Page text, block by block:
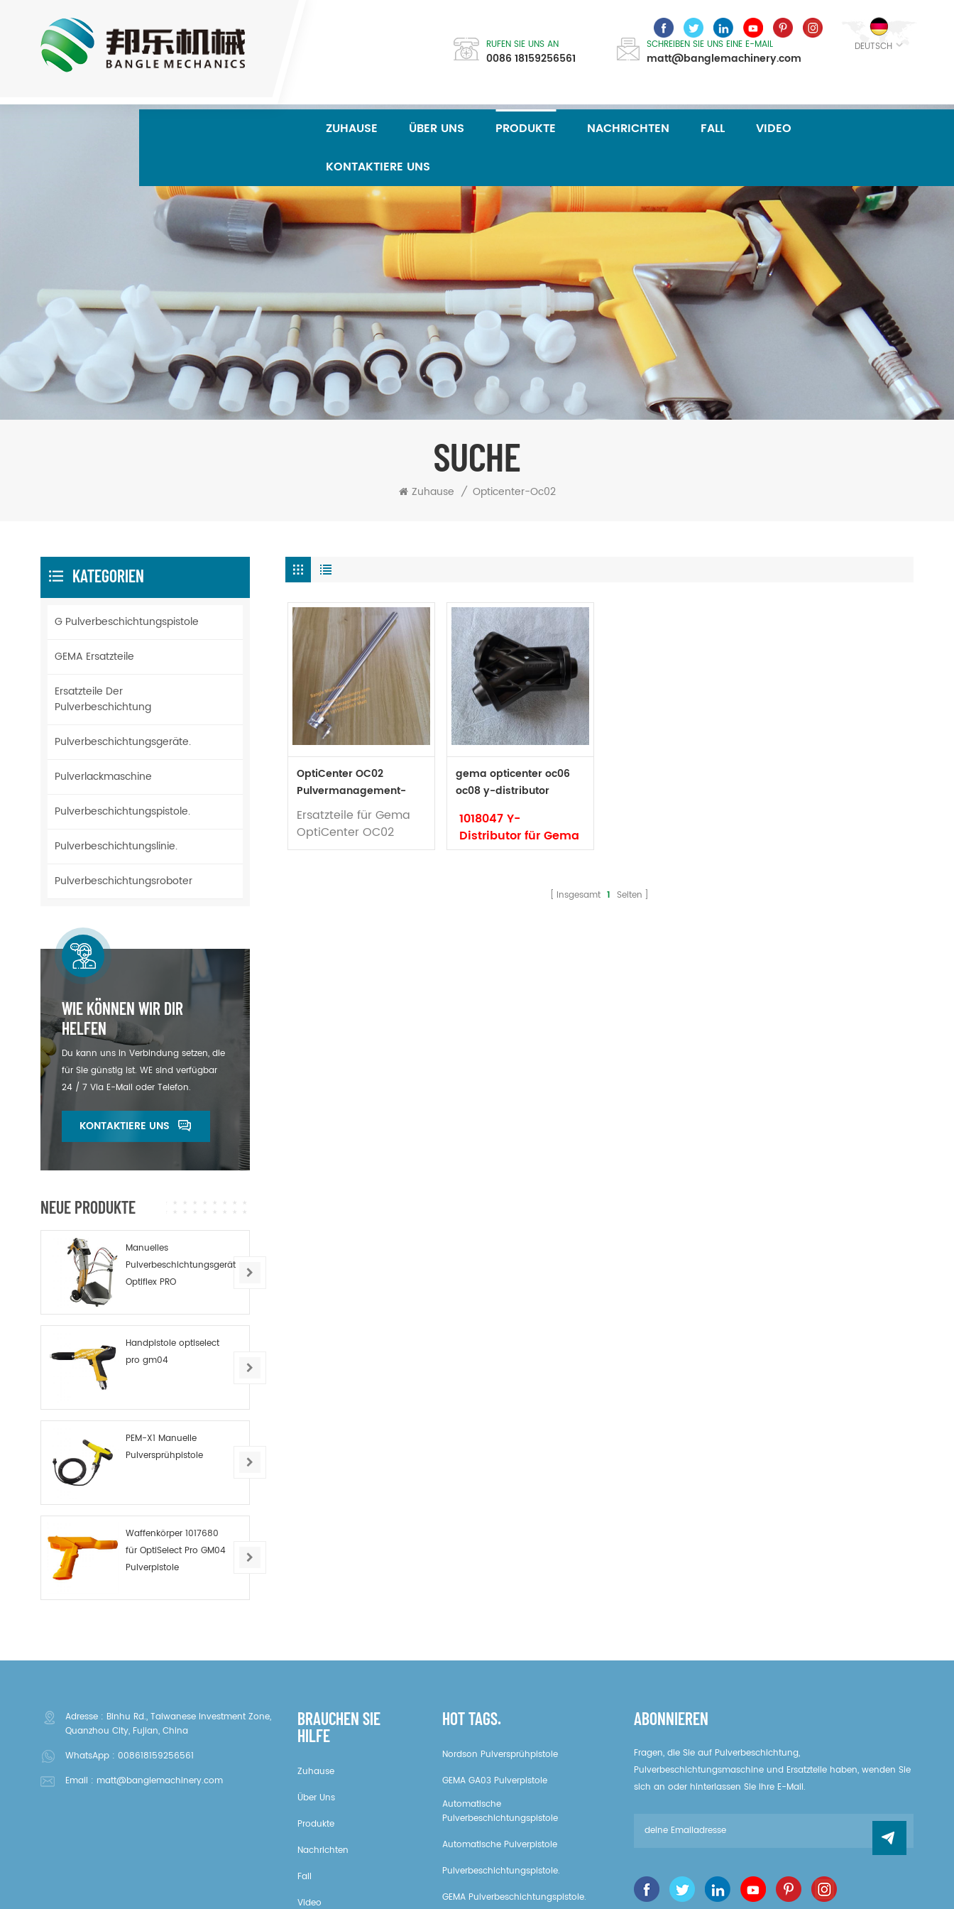
DEUTSCH
RUFEN SIE UNS AN
0086 18159256561
SCHREIBEN SIE UNS EINE E-MAIL
matt@banglemachinery.com
ZUHAUSE ÜBER UNS PRODUKTE NACHRICHTEN FALL VIDEO
KONTAKTIERE UNS
SUCHE
Zuhause / Opticenter-Oc02
OptiCenter OC02
Pulvermanagement-
Center Ersatzteile
Ersatzteile für Gema
OptiCenter OC02
Pulvermanagement-
gema opticenter oc06
oc08 y-distributor
1018047 Y-
Distributor für Gema
Opticenter OC06
Insgesamt 1 Seiten
KATEGORIEN
G Pulverbeschichtungspistole
GEMA Ersatzteile
Ersatzteile Der
Pulverbeschichtung
Pulverbeschichtungsgeräte.
Pulverlackmaschine
Pulverbeschichtungspistole.
Pulverbeschichtungslinie.
Pulverbeschichtungsroboter
WIE KÖNNEN WIR DIR
HELFEN
Du kann uns in Verbindung setzen, die
für Sie günstig ist. WE sind verfügbar
24 / 7 Via E-Mail oder Telefon.
KONTAKTIERE UNS
NEUE PRODUKTE
Manuelles
Pulverbeschichtungsgerät
Optiflex PRO
Handpistole optiselect
pro gm04
PEM-X1 Manuelle
Pulversprühpistole
Waffenkörper 1017680
für OptiSelect Pro GM04
Pulverpistole
Adresse : Binhu Rd., Taiwanese Investment Zone,
Quanzhou City, Fujian, China
WhatsApp : 008618159256561
Email : matt@banglemachinery.com
ABONNIEREN
Fragen, die Sie auf Pulverbeschichtung,
Pulverbeschichtungsmaschine und Ersatzteile haben, wenden Sie
sich an oder hinterlassen Sie Ihre E-Mail.
BRAUCHEN SIE
HILFE
Zuhause
Über Uns
Produkte
Nachrichten
Fall
Video
HOT TAGS.
Nordson Pulversprühpistole
GEMA GA03 Pulverpistole
Automatische
Pulverbeschichtungspistole
Automatische Pulverpistole
Pulverbeschichtungspistole.
GEMA Pulverbeschichtungspistole.